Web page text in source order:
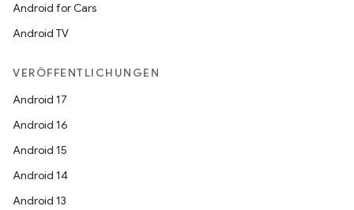
Android for Cars
Android TV
VERÖFFENTLICHUNGEN
Android 17
Android 16
Android 15
Android 14
Android 13